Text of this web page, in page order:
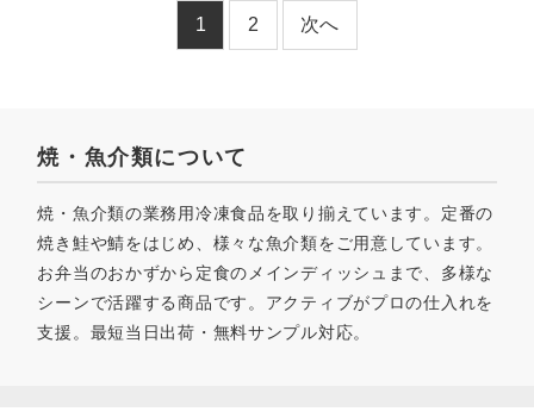
1 2 次へ
焼・魚介類について
焼・魚介類の業務用冷凍食品を取り揃えています。定番の
焼き鮭や鯖をはじめ、様々な魚介類をご用意しています。
お弁当のおかずから定食のメインディッシュまで、多様な
シーンで活躍する商品です。アクティブがプロの仕入れを
支援。最短当日出荷・無料サンプル対応。